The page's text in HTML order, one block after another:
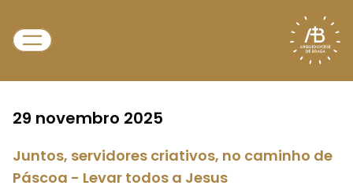
29 novembro 2025
Juntos, servidores criativos, no caminho de
Páscoa - Levar todos a Jesus